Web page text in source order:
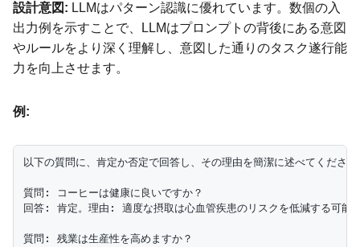
設計意図: LLMはパターン認識に優れています。数個の入
出力例を示すことで、LLMはプロンプトの背後にある意図
やルールをより深く理解し、意図した通りのタスク遂行能
力を向上させます。
例:
以下の質問に、肯定か否定で回答し、その理由を簡潔に述べてください
質問: コーヒーは健康に良いですか？
回答: 肯定。理由: 適度な摂取は心血管疾患のリスクを低減する可能
質問: 残業は生産性を高めますか？